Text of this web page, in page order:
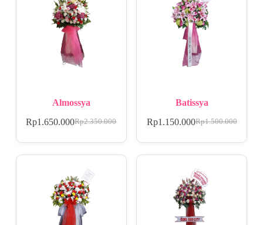
Almossya
Rp2.350.000
Rp1.650.000
Batissya
Rp1.500.000
Rp1.150.000